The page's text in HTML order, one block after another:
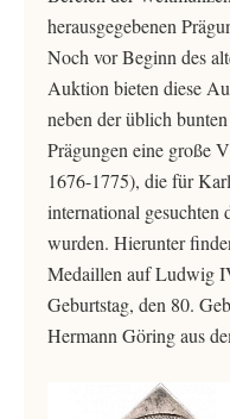
herausgegebenen
Noch vor Beginn des
Auktion bieten diese
neben der üblich
Prägungen eine große
1676-1775), die für
international gesuchten
wurden. Hierunter
Medaillen auf Ludwig
Geburtstag, den 80.
Hermann Göring aus